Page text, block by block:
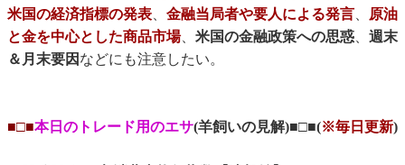
米国の経済指標の発表、 金融当局者や要人による発言、 原油
と金を中心とした商品市場、 米国の金融政策への思惑、 週末
＆月末要因 などにも注意したい。
■□■本日のトレード用のエサ(羊飼いの見解)■□■(※毎日更新)